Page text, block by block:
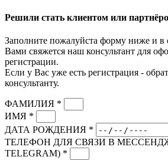
Решили стать клиентом или
Заполните пожалуйста форму ниже и в
Вами свяжется наш консультант для
регистрации.
Если у Вас уже есть регистрация -
консультанту.
ФАМИЛИЯ *
ИМЯ *
ДАТА РОЖДЕНИЯ *
ТЕЛЕФОН ДЛЯ СВЯЗИ В
TELEGRAM) *